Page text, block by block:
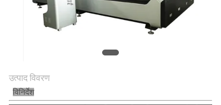
उत्पाद विवरण
विनिर्देश